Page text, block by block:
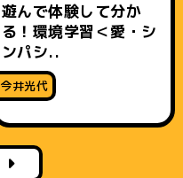
遊んで体験して分か
る！環境学習＜愛・シ
ンパシ..
今井光代